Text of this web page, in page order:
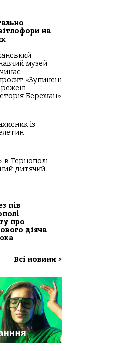
на
музей
«Зупинені
Бережан»
із
в Тернополі
дитячий
пів
про
діяча
Всі новини >